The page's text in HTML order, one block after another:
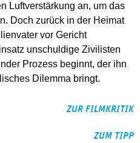
Luftverstärkung an, um das
Doch zurück in der Heimat
vor Gericht
unschuldige Zivilisten
Prozess beginnt, der ihn
Dilemma bringt.
ZUR FILMKRITIK
ZUM TIPP